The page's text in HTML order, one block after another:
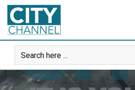
Skip
content